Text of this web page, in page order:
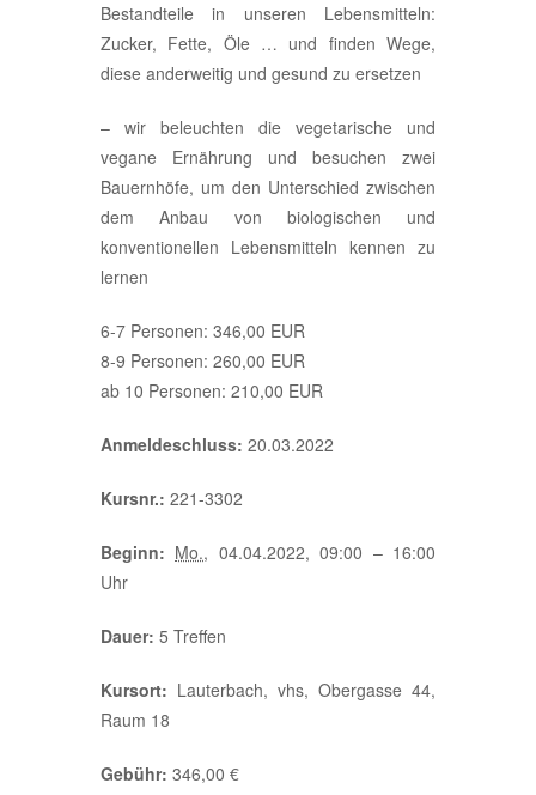
Bestandteile in unseren Lebensmitteln:
Zucker, Fette, Öle … und finden Wege,
diese anderweitig und gesund zu ersetzen
– wir beleuchten die vegetarische und
vegane Ernährung und besuchen zwei
Bauernhöfe, um den Unterschied zwischen
dem Anbau von biologischen und
konventionellen Lebensmitteln kennen zu
lernen
6-7 Personen: 346,00 EUR
8-9 Personen: 260,00 EUR
ab 10 Personen: 210,00 EUR
Anmeldeschluss: 20.03.2022
Kursnr.: 221-3302
Beginn: Mo., 04.04.2022, 09:00 – 16:00
Uhr
Dauer: 5 Treffen
Kursort: Lauterbach, vhs, Obergasse 44,
Raum 18
Gebühr: 346,00 €